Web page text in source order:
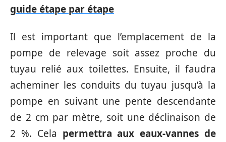
guide étape par étape
Il est important que l’emplacement de la
pompe de relevage soit assez proche du
tuyau relié aux toilettes. Ensuite, il faudra
acheminer les conduits du tuyau jusqu’à la
pompe en suivant une pente descendante
de 2 cm par mètre, soit une déclinaison de
2 %. Cela permettra aux eaux-vannes de